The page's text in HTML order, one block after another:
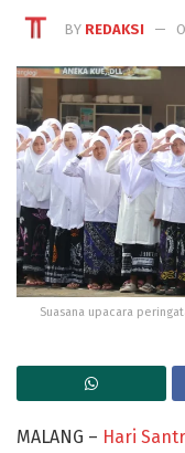
BY REDAKSI
Suasana upacara
MALANG – Hari